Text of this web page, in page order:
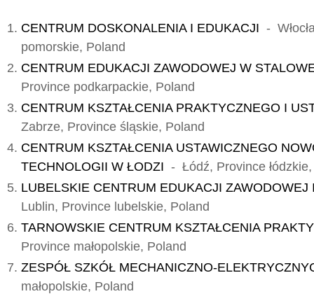
CENTRUM DOSKONALENIA I EDUKACJI -
pomorskie, Poland
CENTRUM EDUKACJI ZAWODOWEJ W
Province podkarpackie, Poland
CENTRUM KSZTAŁCENIA PRAKTYCZNEGO I
Zabrze, Province śląskie, Poland
CENTRUM KSZTAŁCENIA USTAWICZNEGO
TECHNOLOGII W ŁODZI - Łódź, Province
LUBELSKIE CENTRUM EDUKACJI
Lublin, Province lubelskie, Poland
TARNOWSKIE CENTRUM KSZTAŁCENIA
Province małopolskie, Poland
ZESPÓŁ SZKÓŁ MECHANICZNO-
małopolskie, Poland